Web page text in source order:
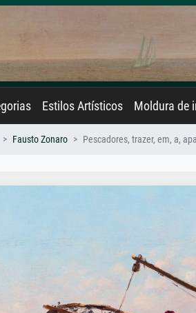
Estilos Artísticos Moldura de
Fausto Zonaro Pescadores, trazer, em, a,